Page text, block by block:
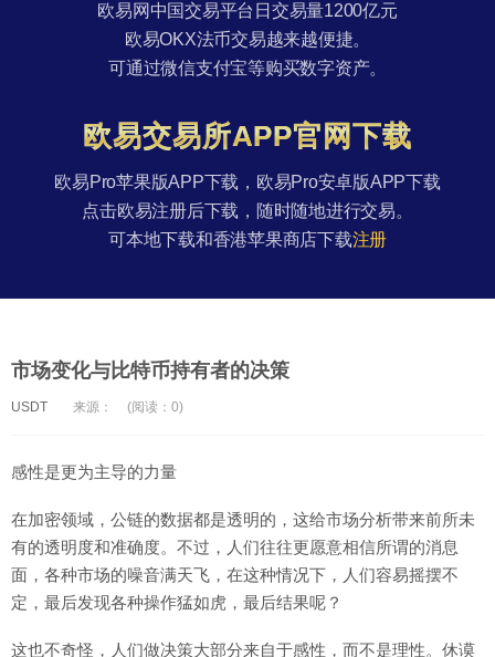
欧易网中国交易平台日交易量1200亿元
欧易OKX法币交易越来越便捷。
可通过微信支付宝等购买数字资产。
欧易交易所APP官网下载
欧易Pro苹果版APP下载，欧易Pro安卓版APP下载
点击欧易注册后下载，随时随地进行交易。
可本地下载和香港苹果商店下载注册
市场变化与比特币持有者的决策
USDT 来源： (阅读：0)
感性是更为主导的力量
在加密领域，公链的数据都是透明的，这给市场分析带来前所未
有的透明度和准确度。不过，人们往往更愿意相信所谓的消息
面，各种市场的噪音满天飞，在这种情况下，人们容易摇摆不
定，最后发现各种操作猛如虎，最后结果呢？
这也不奇怪，人们做决策大部分来自于感性，而不是理性。休谟